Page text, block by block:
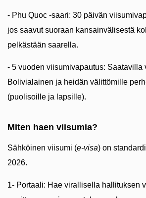
- Phu Quoc -saari: 30 päivän
jos saavut suoraan kansainvälisestä
pelkästään saarella.
- 5 vuoden viisumivapautus: Saatavilla
Bolivialainen ja heidän välittömille
(puolisoille ja lapsille).
Miten haen viisumia?
Sähköinen viisumi (e-visa) on
2026.
1- Portaali: Hae virallisella hallituksen